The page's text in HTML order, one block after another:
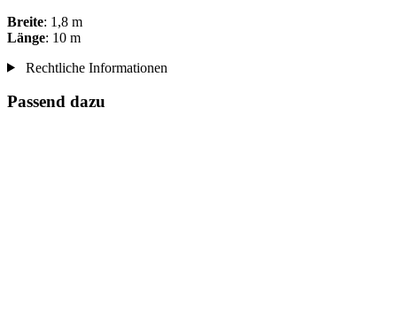
Breite: 1,8 m
Länge: 10 m
Rechtliche Informationen
Passend dazu